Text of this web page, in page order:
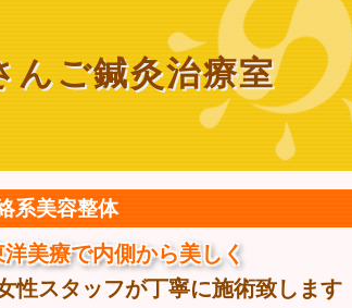
んご鍼灸治療室
系美容整体
美療で内側から美しく
性スタッフが丁寧に施術致します